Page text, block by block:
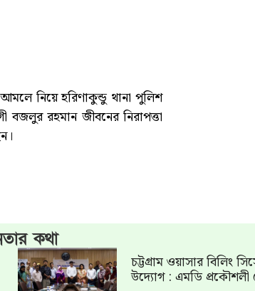
নিয়ে হরিণাকুন্ডু থানা পুলিশ
রহমান জীবনের নিরাপত্তা
কথা
চট্টগ্রাম ওয়াসার বিলিং
উদ্যোগ : এমডি